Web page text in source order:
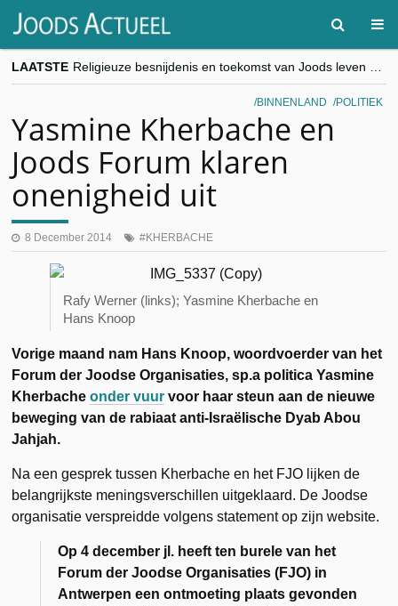
LAATSTE
“Besnijdenisdebat toont hoe moeilijk seculiere Westen minderheden begrijpt”, Jinnih Beels (Vooruit)
CITYTRIP | ROEMENIË – Boekarest: de verrassing van Oost-Europa
BINNENLAND POLITIEK
Yasmine Kherbache en
Joods Forum klaren
onenigheid uit
8 December 2014 KHERBACHE
Rafy Werner (links); Yasmine Kherbache en
Hans Knoop
Vorige maand nam Hans Knoop, woordvoerder van het
Forum der Joodse Organisaties, sp.a politica Yasmine
Kherbacheonder vuur voor haar steun aan de nieuwe
beweging van de rabiaat anti-Israëlische Dyab Abou
Jahjah.
Na een gesprek tussen Kherbache en het FJO lijken de
belangrijkste meningsverschillen uitgeklaard. De Joodse
organisatie verspreidde volgens statement op zijn website.
Op 4 december jl. heeft ten burele van het
Forum der Joodse Organisaties (FJO) in
Antwerpen een ontmoeting plaats gevonden